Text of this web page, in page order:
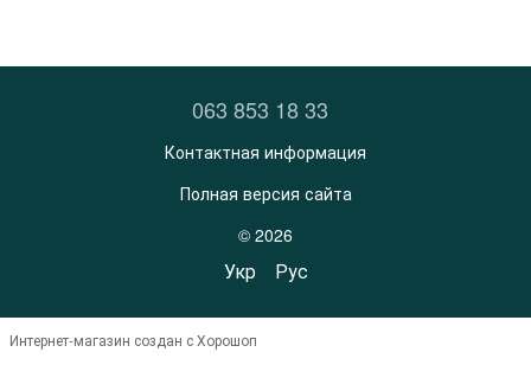
063 853 18 33
Контактная информация
Полная версия сайта
© 2026
Укр Рус
Интернет-магазин создан с Хорошоп